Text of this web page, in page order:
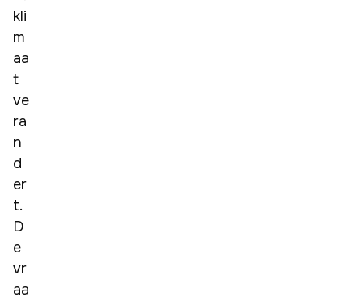
kli
m
aa
t
ve
ra
n
d
er
t.
D
e
vr
aa